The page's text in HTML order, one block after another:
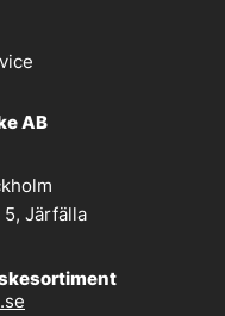
AB
5, Järfälla